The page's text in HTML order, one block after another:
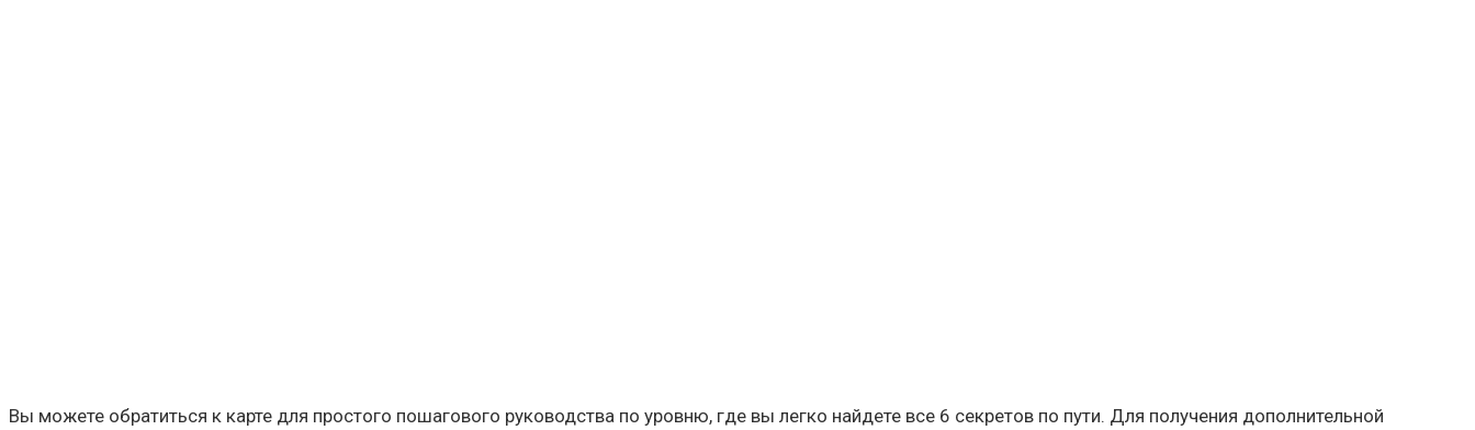
Вы можете обратиться к карте для простого пошагового руководства по уровню, где вы легко найдете все 6 секретов по пути. Для получения дополнительной